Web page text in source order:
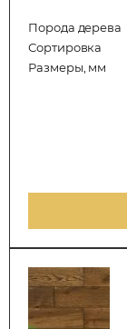
Порода дерева
Сортировка
Размеры, мм